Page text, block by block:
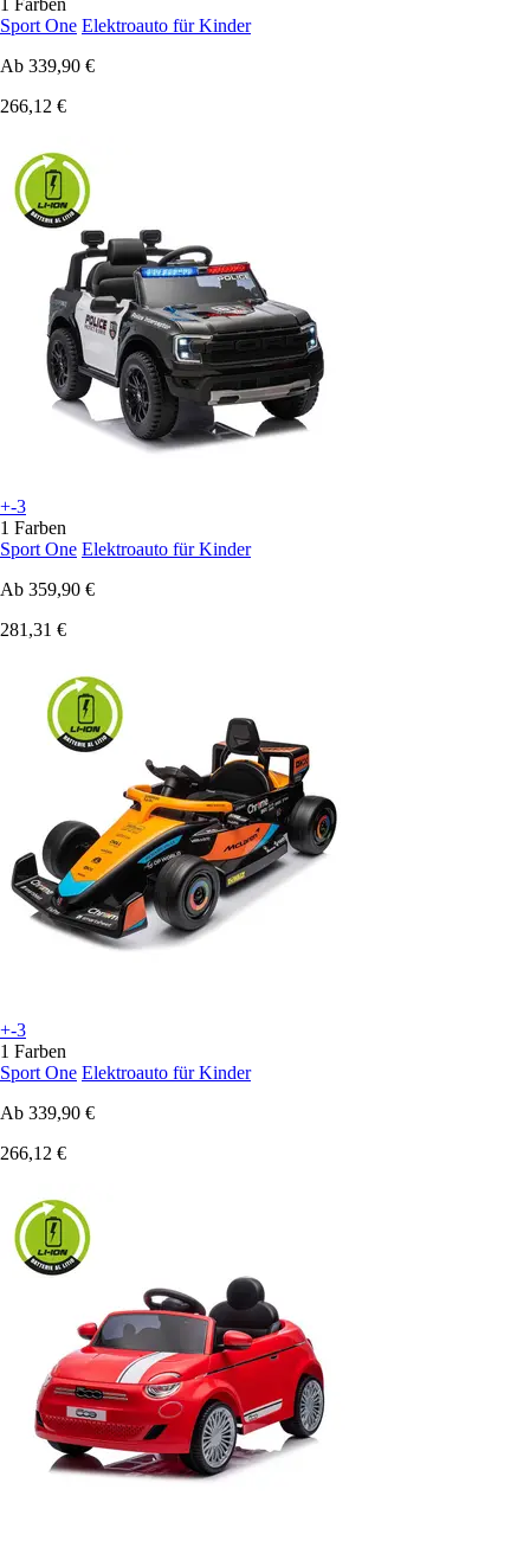
Sport One Elektroauto für Kinder
Ab 339,90 €
266,12 €
+-3
1 Farben
Sport One Elektroauto für Kinder
Ab 359,90 €
281,31 €
+-3
1 Farben
Sport One Elektroauto für Kinder
Ab 339,90 €
266,12 €